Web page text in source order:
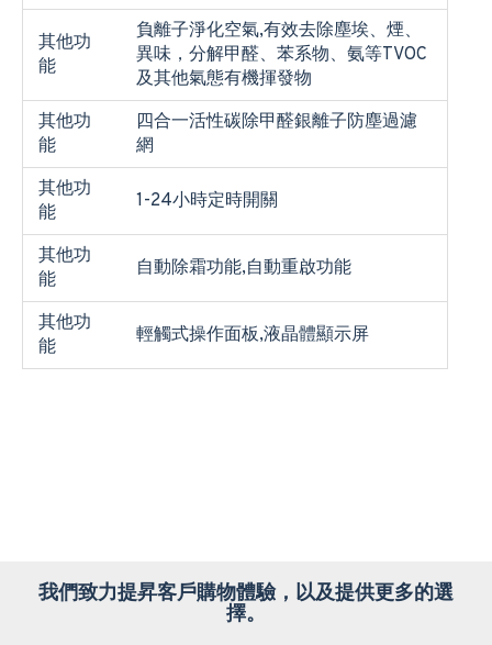
其他功
能
負離子淨化空氣,有效去除塵埃、煙、
異味，分解甲醛、苯系物、氨等TVOC
及其他氣態有機揮發物
其他功
能
四合一活性碳除甲醛銀離子防塵過濾
網
其他功
能
1-24小時定時開關
其他功
能
自動除霜功能,自動重啟功能
其他功
能
輕觸式操作面板,液晶體顯示屏
我們致力提昇客戶購物體驗，以及提供更多的選
擇。